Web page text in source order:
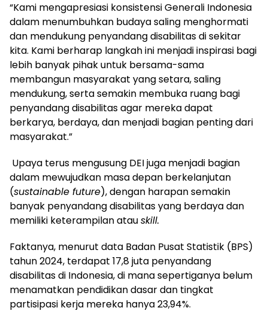
“Kami mengapresiasi konsistensi Generali Indonesia
dalam menumbuhkan budaya saling menghormati
dan mendukung penyandang disabilitas di sekitar
kita. Kami berharap langkah ini menjadi inspirasi bagi
lebih banyak pihak untuk bersama-sama
membangun masyarakat yang setara, saling
mendukung, serta semakin membuka ruang bagi
penyandang disabilitas agar mereka dapat
berkarya, berdaya, dan menjadi bagian penting dari
masyarakat.”
Upaya terus mengusung DEI juga menjadi bagian
dalam mewujudkan masa depan berkelanjutan
(sustainable future), dengan harapan semakin
banyak penyandang disabilitas yang berdaya dan
memiliki keterampilan atauskill.
Faktanya, menurut data Badan Pusat Statistik (BPS)
tahun 2024, terdapat 17,8 juta penyandang
disabilitas di Indonesia, di mana sepertiganya belum
menamatkan pendidikan dasar dan tingkat
partisipasi kerja mereka hanya 23,94%.